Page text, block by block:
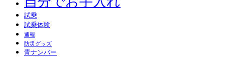
試乗
試乗体験
通報
防災グッズ
青ナンバー